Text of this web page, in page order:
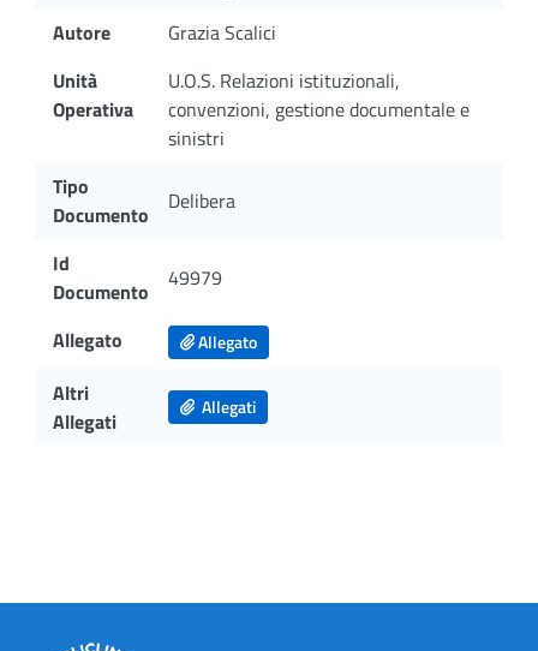
Autore
Grazia Scalici
Unità
Operativa
U.O.S. Relazioni istituzionali,
convenzioni, gestione documentale e
sinistri
Tipo
Documento
Delibera
Id
Documento
49979
Allegato Allegato
Altri
Allegati
Allegati